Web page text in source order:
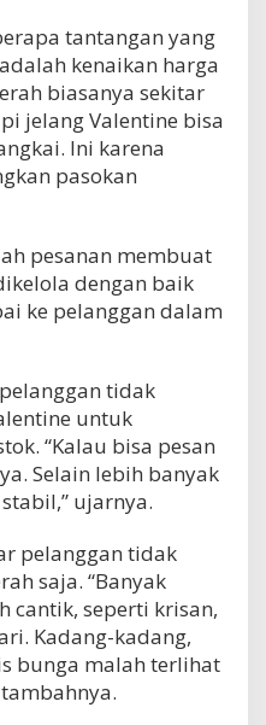
tantangan yang
kenaikan harga
biasanya sekitar
jelang Valentine bisa
Ini karena
pasokan
pesanan membuat
dengan baik
ke pelanggan dalam
tidak
untuk
“Kalau bisa pesan
Selain lebih banyak
ujarnya.
pelanggan tidak
saja. “Banyak
cantik, seperti krisan,
Kadang-kadang,
bunga malah terlihat